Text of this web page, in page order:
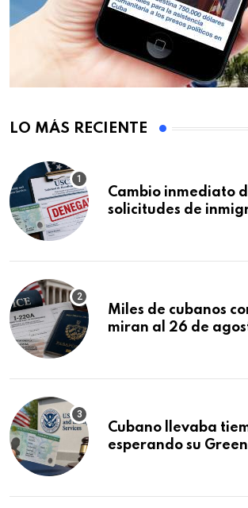
LO MÁS RECIENTE
Cambio inmediato
solicitudes de
Miles de cubanos
miran al 26 de
Cubano llevaba
esperando su